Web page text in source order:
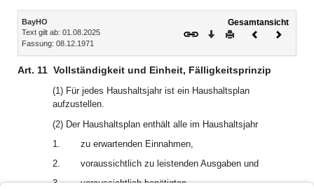
Inhalt
BayHO
Text gilt ab: 01.08.2025
Fassung: 08.12.1971
Gesamtansicht
Download
DruckenVorheriges
Art. 11 Vollständigkeit und Einheit, Fälligkeitsprinzip
(1) Für jedes Haushaltsjahr ist ein Haushaltsplan
aufzustellen.
(2) Der Haushaltsplan enthält alle im Haushaltsjahr
1.
zu erwartenden Einnahmen,
2.
voraussichtlich zu leistenden Ausgaben und
3.
voraussichtlich benötigten